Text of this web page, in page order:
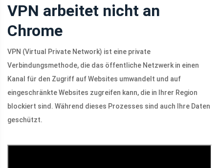
VPN arbeitet nicht an
Chrome
VPN (Virtual Private Network) ist eine private
Verbindungsmethode, die das öffentliche Netzwerk in einen
Kanal für den Zugriff auf Websites umwandelt und auf
eingeschränkte Websites zugreifen kann, die in Ihrer Region
blockiert sind. Während dieses Prozesses sind auch Ihre Daten
geschützt.